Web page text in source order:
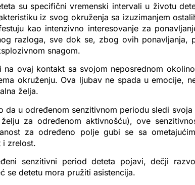
su specifični vremenski intervali u životu
iz svog okruženja sa izuzimanjem
kao intenzivno interesovanje za
razloga, sve dok se, zbog ovih ponavljanja,
snagom.
na ovaj kontakt sa svojom neposrednom
okruženju. Ova ljubav ne spada u emocije,
želja.
da u određenom senzitivnom periodu sledi svoja
za određenom aktivnošću), ove
za određeno polje gubi se sa
i zrelost.
senzitivni period deteta pojavi, dečji
se detetu mora pružiti asistencija.